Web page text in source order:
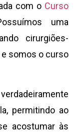
com o Curso
uma
cirurgiões-
somos o curso
permitindo ao
acostumar às